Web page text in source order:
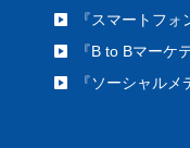
『スマートフ
『B to Bマーケ
『ソーシャル